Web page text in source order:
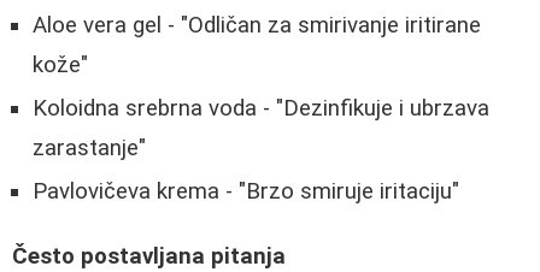
Aloe vera gel - "Odličan za smirivanje iritirane
kože"
Koloidna srebrna voda - "Dezinfikuje i ubrzava
zarastanje"
Pavlovičeva krema - "Brzo smiruje iritaciju"
Često postavljana pitanja